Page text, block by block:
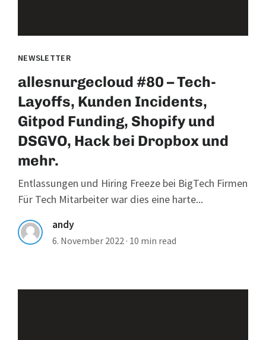
NEWSLETTER
allesnurgecloud #80 – Tech-
Layoffs, Kunden Incidents,
Gitpod Funding, Shopify und
DSGVO, Hack bei Dropbox und
mehr.
Entlassungen und Hiring Freeze bei BigTech Firmen
Für Tech Mitarbeiter war dies eine harte...
andy
6. November 2022 · 10 min read